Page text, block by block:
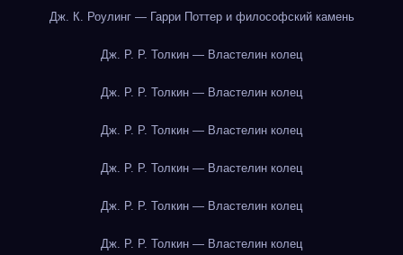
Дж. К. Роулинг — Гарри Поттер и философский камень
Дж. Р. Р. Толкин — Властелин колец
Дж. Р. Р. Толкин — Властелин колец
Дж. Р. Р. Толкин — Властелин колец
Дж. Р. Р. Толкин — Властелин колец
Дж. Р. Р. Толкин — Властелин колец
Дж. Р. Р. Толкин — Властелин колец